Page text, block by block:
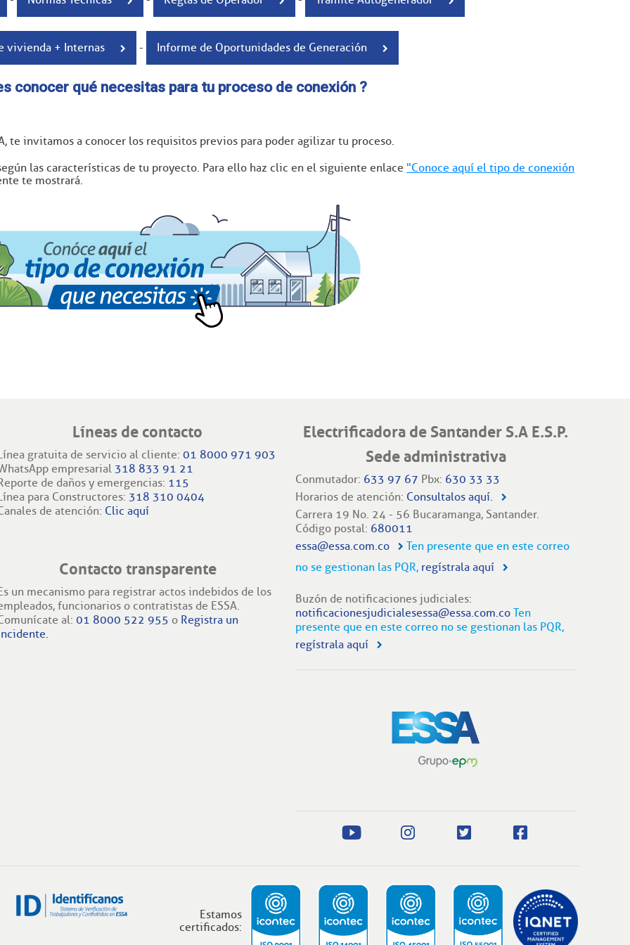
vivienda + Internas - Informe de Oportunidades de Generación
conocer qué necesitas para tu proceso de conexión ?
te invitamos a conocer los requisitos previos para poder agilizar tu proceso.
las características de tu proyecto. Para ello haz clic en el siguiente enlace "Conoce aquí el tipo de conexión
te mostrará.
Líneas de contacto
gratuita de servicio al cliente: 01 8000 971 903
empresarial 318 833 91 21
de daños y emergencias: 115
para Constructores: 318 310 0404
de atención: Clic aquí
Contacto transparente
un mecanismo para registrar actos indebidos de los
funcionarios o contratistas de ESSA.
al: 01 8000 522 955 o Registra un
Electrificadora de Santander S.A E.S.P.
Sede administrativa
Conmutador: 633 97 67 Pbx: 630 33 33
Horarios de atención: Consultalos aquí.
Carrera 19 No. 24 - 56 Bucaramanga, Santander.
Código postal: 680011
essa@essa.com.co
Ten presente que en este correo
no se gestionan las PQR, regístrala aquí
Buzón de notificaciones judiciales:
notificacionesjudicialesessa@essa.com.co Ten
presente que en este correo no se gestionan las PQR,
regístrala aquí
Estamos
certificados: